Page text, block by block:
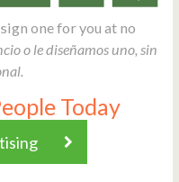
one for you at no
o le diseñamos uno, sin
Today